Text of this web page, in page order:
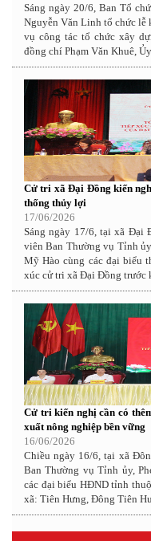
Sáng ngày 20/6, Ban Tổ
Nguyễn Văn Linh tổ chức lễ
vụ công tác tổ chức xây
đồng chí Phạm Văn Khuê,
Cử tri xã Đại Đồng kiến
thống thủy lợi
17/06/2026
Sáng ngày 17/6, tại xã Đại
viên Ban Thường vụ Tỉnh
Mỹ Hào cùng các đại biểu
xúc cử tri xã Đại Đồng
Cử tri kiến nghị cần có
xuất nông nghiệp bền vững
16/06/2026
Chiều ngày 16/6, tại xã
Ban Thường vụ Tỉnh ủy,
các đại biểu HĐND tỉnh
xã: Tiên Hưng, Đông Tiên